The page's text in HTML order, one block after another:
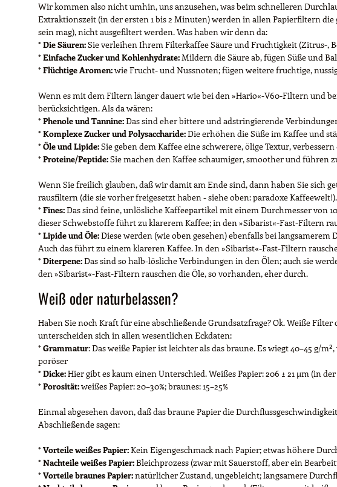
Wir kommen also nicht umhin, uns anzusehen, was beim schnelleren
Extraktionszeit (in der ersten 1 bis 2 Minuten) werden in allen Papierfiltern
sein mag), nicht ausgefiltert werden. Was haben wir denn da:
*Die Säuren:Sie verleihen Ihrem Filterkaffee Säure und Fruchtigkeit (Zitrus-,
*Einfache Zucker und Kohlenhydrate:Mildern die Säure ab, fügen Süße und
*Flüchtige Aromen:wie Frucht- und Nussnoten; fügen weitere fruchtige,
Wenn es mit dem Filtern länger dauert wie bei den »Hario«-V60-Filtern und
berücksichtigen. Als da wären:
*Phenole und Tannine:Das sind eher bittere und adstringierende
*Komplexe Zucker und Polysaccharide:Die erhöhen die Süße im Kaffee und
*Öle und Lipide:Sie geben dem Kaffee eine schwerere, ölige Textur,
*Proteine/Peptide:Sie machen den Kaffee schaumiger, smoother und führen
Wenn Sie freilich glauben, daß wir damit am Ende sind, dann haben Sie sich
rausfiltern (die sie vorher freigesetzt haben - siehe oben: paradoxe
*Fines:Das sind feine, unlösliche Kaffeepartikel mit einem Durchmesser von
dieser Schwebstoffe führt zu klarerem Kaffee; in den »Sibarist«-Fast-Filtern
*Lipide und Öle:Diese werden (wie oben gesehen) ebenfalls bei
Auch das führt zu einem klareren Kaffee. In den »Sibarist«-Fast-Filtern
*Diterpene:Das sind so halb-lösliche Verbindungen in den Ölen; auch sie
den »Sibarist«-Fast-Filtern rauschen die Öle, so vorhanden, eher durch.
Weiß oder naturbelassen?
Haben Sie noch Kraft für eine abschließende Grundsatzfrage? Ok. Weiße
unterscheiden sich in allen wesentlichen Eckdaten:
*Grammatur: Das weiße Papier ist leichter als das braune. Es wiegt 40–45 g/
poröser
*Dicke:Hier gibt es kaum einen Unterschied. Weißes Papier: 206 ± 21 µm (in
*Porosität:weißes Papier: 20–30%; braunes: 15–25%
Einmal abgesehen davon, daß das braune Papier die
Abschließende sagen:
*Vorteile weißes Papier:Kein Eigengeschmack nach Papier; etwas höhere
*Nachteile weißes Papier:Bleichprozess (zwar mit Sauerstoff, aber ein
*Vorteile braunes Papier:natürlicher Zustand, ungebleicht; langsamere